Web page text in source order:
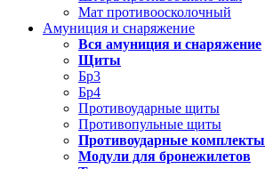
Мат противоосколочный
Амуниция и снаряжение
Вся амуниция и снаряжение
Щиты
Бр3
Бр4
Противоударные щиты
Противопульные щиты
Противоударные комплекты
Модули для бронежилетов